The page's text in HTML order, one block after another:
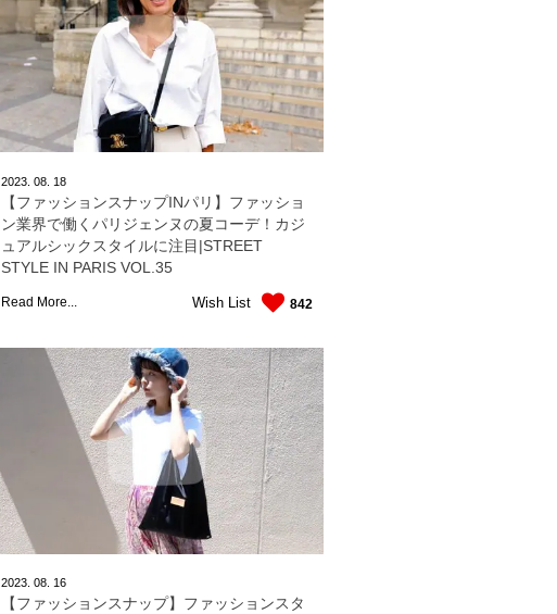
2023. 08. 18
【ファッションスナップINパリ】ファッショ
ン業界で働くパリジェンヌの夏コーデ！カジ
ュアルシックスタイルに注目|STREET
STYLE IN PARIS VOL.35
Read More... 842
Wish List
2023. 08. 16
【ファッションスナップ】ファッションスタ